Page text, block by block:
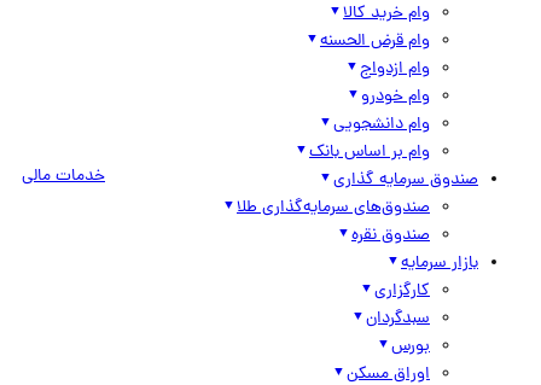
وام خرید کالا
وام قرض الحسنه
وام ازدواج
وام خودرو
وام دانشجویی
وام بر اساس بانک
صندوق سرمایه گذاری
صندوق‌های سرمایه‌گذاری طلا
صندوق نقره
بازار سرمایه
کارگزاری
سبدگردان
بورس
اوراق مسکن
خدمات مالی